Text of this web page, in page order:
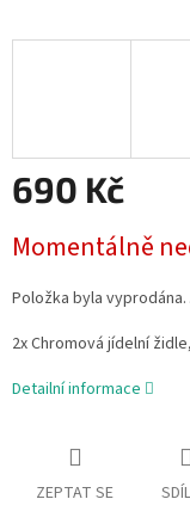
690 Kč
cena:
Momentálně
Položka byla
2x Chromová jídelní
Detailní informace
ZEPTAT SE